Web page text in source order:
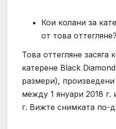
Кои колани за
от това оттегляне?
Това оттегляне засяга
катерене Black
размери),
между 1 януари 2018 г.
г. Вижте снимката по-